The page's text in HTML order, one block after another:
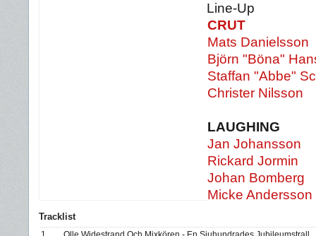
Line-Up
CRUT
Mats Danielsson
Björn "Böna"
Staffan "Abbe"
Christer Nilsson
LAUGHING
Jan Johansson
Rickard Jormin
Johan Bomberg
Micke Andersson
Tracklist